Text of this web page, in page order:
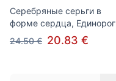
Серебряные серьги в
форме сердца, Единорог
24.50 € 20.83 €